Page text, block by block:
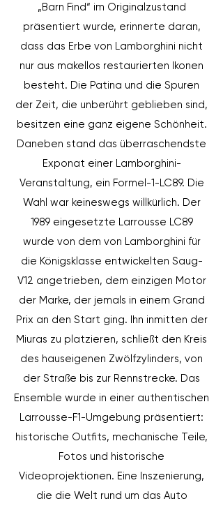
„Barn Find“ im Originalzustand
präsentiert wurde, erinnerte daran,
dass das Erbe von Lamborghini nicht
nur aus makellos restaurierten Ikonen
besteht. Die Patina und die Spuren
der Zeit, die unberührt geblieben sind,
besitzen eine ganz eigene Schönheit.
Daneben stand das überraschendste
Exponat einer Lamborghini-
Veranstaltung, ein Formel-1-LC89. Die
Wahl war keineswegs willkürlich. Der
1989 eingesetzte Larrousse LC89
wurde von dem von Lamborghini für
die Königsklasse entwickelten Saug-
V12 angetrieben, dem einzigen Motor
der Marke, der jemals in einem Grand
Prix an den Start ging. Ihn inmitten der
Miuras zu platzieren, schließt den Kreis
des hauseigenen Zwölfzylinders, von
der Straße bis zur Rennstrecke. Das
Ensemble wurde in einer authentischen
Larrousse-F1-Umgebung präsentiert:
historische Outfits, mechanische Teile,
Fotos und historische
Videoprojektionen. Eine Inszenierung,
die die Welt rund um das Auto